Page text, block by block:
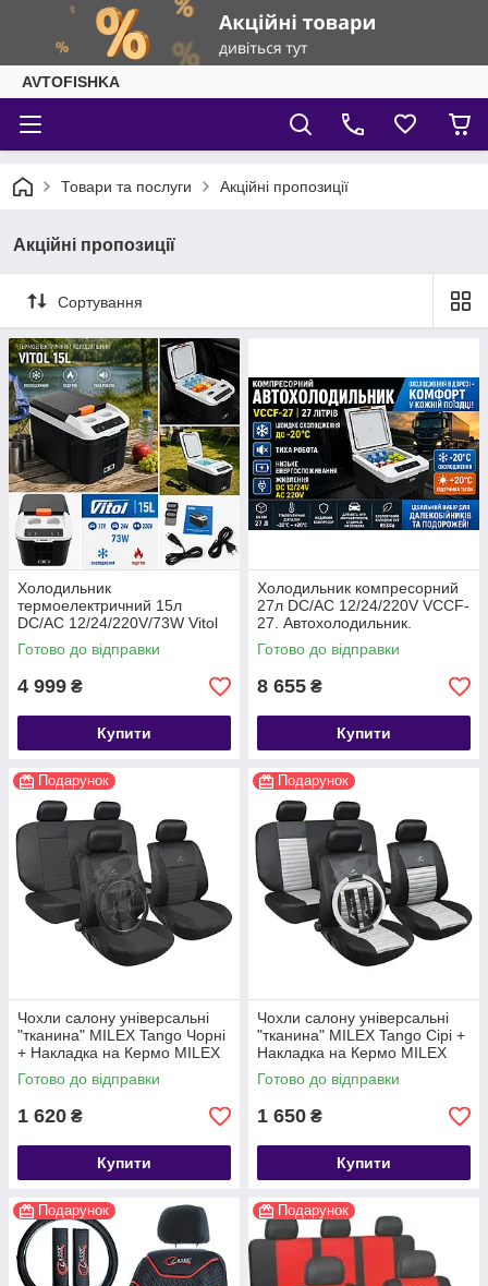
AVTOFISHKA
Товари та послуги Акційні пропозиції
Акційні пропозиції
Сортування
Холодильник
термоелектричний 15л
DC/AC 12/24/220V/73W Vitol
Готово до відправки
4 999 ₴
Купити
Холодильник компресорний
27л DC/AC 12/24/220V VCCF-
27. Автохолодильник.
Холодильник для
далекобійників.
Готово до відправки
8 655 ₴
Купити
Подарунок
Чохли салону універсальні
"тканина" MILEX Tango Чорні
+ Накладка на Кермо MILEX
Готово до відправки
1 620 ₴
Купити
Подарунок
Чохли салону універсальні
"тканина" MILEX Tango Сірі +
Накладка на Кермо MILEX
Готово до відправки
1 650 ₴
Купити
Подарунок Подарунок